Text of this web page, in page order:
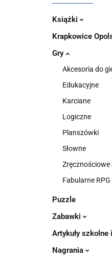
Książki
Krapkowice
Gry
Akcesoria do
Edukacyjne
Karciane
Logiczne
Planszówki
Słowne
Fabularne RPG
Puzzle
Zabawki
Artykuły szkolne
Nagrania